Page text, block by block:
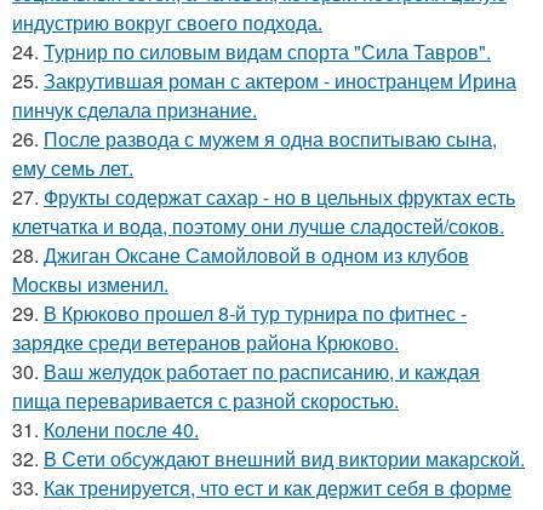
индустрию вокруг своего подхода.
24. Турнир по силовым видам спорта "Сила Тавров".
25. Закрутившая роман с актером - иностранцем Ирина
пинчук сделала признание.
26. После развода с мужем я одна воспитываю сына,
ему семь лет.
27. Фрукты содержат сахар - но в цельных фруктах есть
клетчатка и вода, поэтому они лучше сладостей/соков.
28. Джиган Оксане Самойловой в одном из клубов
Москвы изменил.
29. В Крюково прошел 8-й тур турнира по фитнес -
зарядке среди ветеранов района Крюково.
30. Ваш желудок работает по расписанию, и каждая
пища переваривается с разной скоростью.
31. Колени после 40.
32. В Сети обсуждают внешний вид виктории макарской.
33. Как тренируется, что ест и как держит себя в форме